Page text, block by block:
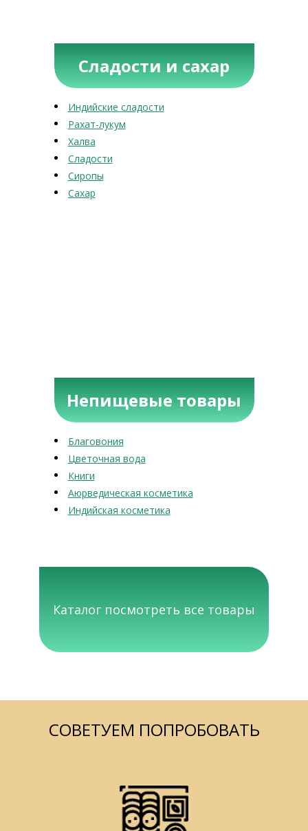
Сладости и сахар
Индийские сладости
Рахат-лукум
Халва
Сладости
Сиропы
Сахар
Непищевые товары
Благовония
Цветочная вода
Книги
Аюрведическая косметика
Индийская косметика
Каталог посмотреть все товары
СОВЕТУЕМ ПОПРОБОВАТЬ